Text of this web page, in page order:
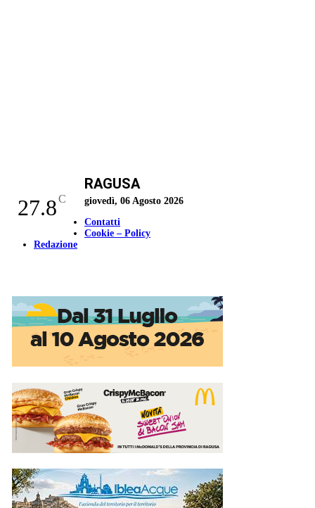
27.8C
RAGUSA
giovedì, 06 Agosto 2026
Contatti
Cookie – Policy
Redazione